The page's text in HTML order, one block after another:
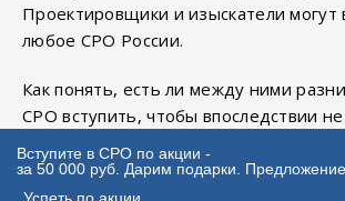
Вступите в СРО по акции -
за 50 000 руб. Дарим подарки.
Проектировщики и изыскатели могут
любое СРО России.
Как понять, есть ли между ними
СРО вступить, чтобы впоследствии
вступления, а в дальнейшем без
пройти плановую проверку при